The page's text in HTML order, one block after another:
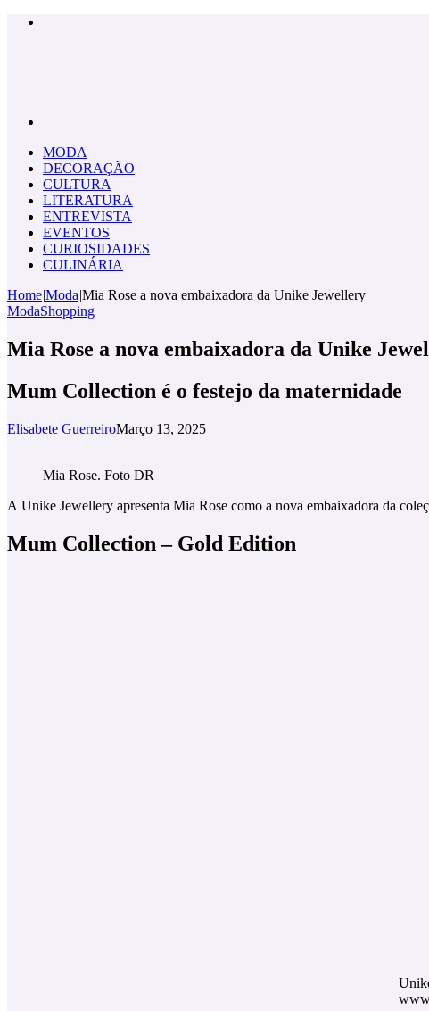
MODA
DECORAÇÃO
CULTURA
LITERATURA
ENTREVISTA
EVENTOS
CURIOSIDADES
CULINÁRIA
Home|Moda|Mia Rose a nova embaixadora da Unike Jewellery
ModaShopping
Mia Rose a nova embaixadora da Unike
Mum Collection é o festejo da maternidade
Elisabete GuerreiroMarço 13, 2025
Mia Rose. Foto DR
A Unike Jewellery apresenta Mia Rose como a nova embaixadora da
Mum Collection – Gold Edition